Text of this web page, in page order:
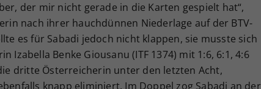
der mir nicht gerade in die Karten gespielt hat“,
nach ihrer hauchdünnen Niederlage auf der BTV-
es für Sabadi jedoch nicht klappen, sie musste sich
Izabella Benke Giousanu (ITF 1374) mit 1:6, 6:1, 4:6
dritte Österreicherin unter den letzten Acht,
knapp eliminiert. Im Doppel zog Sabadi an der